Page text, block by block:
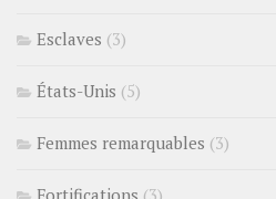
Esclaves (3)
États-Unis (5)
Femmes remarquables (3)